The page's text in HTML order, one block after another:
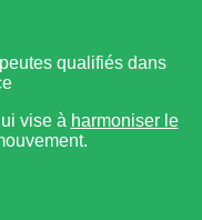
qualifiés dans
vise à harmoniser le